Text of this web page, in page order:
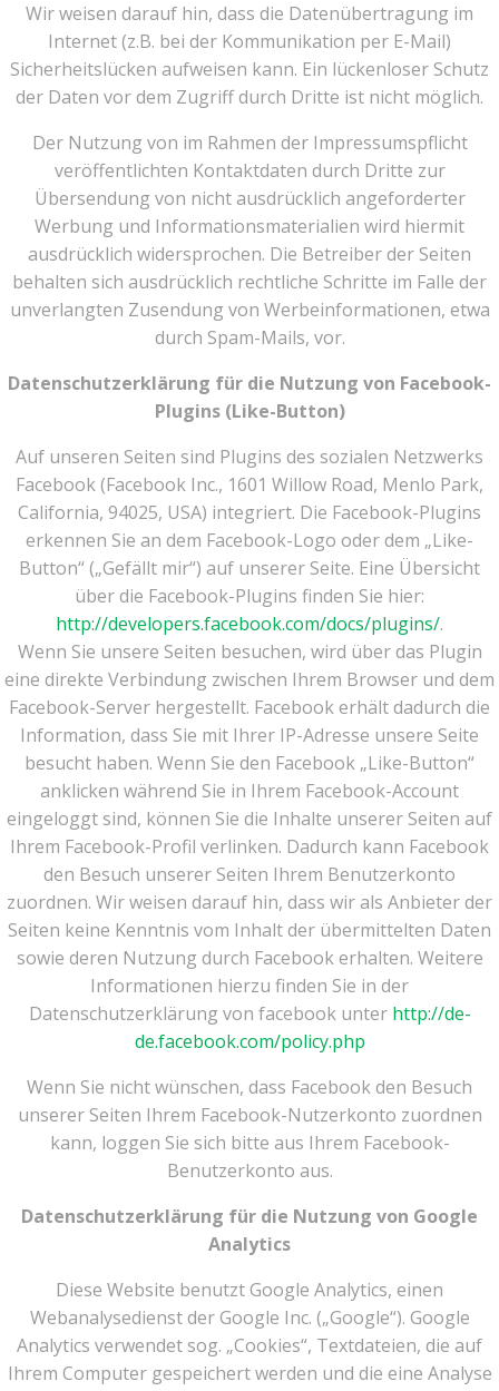
Wir weisen darauf hin, dass die Datenübertragung im
Internet (z.B. bei der Kommunikation per E-Mail)
Sicherheitslücken aufweisen kann. Ein lückenloser Schutz
der Daten vor dem Zugriff durch Dritte ist nicht möglich.
Der Nutzung von im Rahmen der Impressumspflicht
veröffentlichten Kontaktdaten durch Dritte zur
Übersendung von nicht ausdrücklich angeforderter
Werbung und Informationsmaterialien wird hiermit
ausdrücklich widersprochen. Die Betreiber der Seiten
behalten sich ausdrücklich rechtliche Schritte im Falle der
unverlangten Zusendung von Werbeinformationen, etwa
durch Spam-Mails, vor.
Datenschutzerklärung für die Nutzung von Facebook-
Plugins (Like-Button)
Auf unseren Seiten sind Plugins des sozialen Netzwerks
Facebook (Facebook Inc., 1601 Willow Road, Menlo Park,
California, 94025, USA) integriert. Die Facebook-Plugins
erkennen Sie an dem Facebook-Logo oder dem „Like-
Button“ („Gefällt mir“) auf unserer Seite. Eine Übersicht
über die Facebook-Plugins finden Sie hier:
http://developers.facebook.com/docs/plugins/.
Wenn Sie unsere Seiten besuchen, wird über das Plugin
eine direkte Verbindung zwischen Ihrem Browser und dem
Facebook-Server hergestellt. Facebook erhält dadurch die
Information, dass Sie mit Ihrer IP-Adresse unsere Seite
besucht haben. Wenn Sie den Facebook „Like-Button“
anklicken während Sie in Ihrem Facebook-Account
eingeloggt sind, können Sie die Inhalte unserer Seiten auf
Ihrem Facebook-Profil verlinken. Dadurch kann Facebook
den Besuch unserer Seiten Ihrem Benutzerkonto
zuordnen. Wir weisen darauf hin, dass wir als Anbieter der
Seiten keine Kenntnis vom Inhalt der übermittelten Daten
sowie deren Nutzung durch Facebook erhalten. Weitere
Informationen hierzu finden Sie in der
Datenschutzerklärung von facebook unter http://de-
de.facebook.com/policy.php
Wenn Sie nicht wünschen, dass Facebook den Besuch
unserer Seiten Ihrem Facebook-Nutzerkonto zuordnen
kann, loggen Sie sich bitte aus Ihrem Facebook-
Benutzerkonto aus.
Datenschutzerklärung für die Nutzung von Google
Analytics
Diese Website benutzt Google Analytics, einen
Webanalysedienst der Google Inc. („Google“). Google
Analytics verwendet sog. „Cookies“, Textdateien, die auf
Ihrem Computer gespeichert werden und die eine Analyse